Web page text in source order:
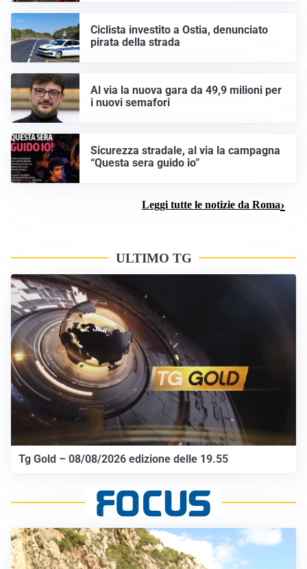
Ciclista investito a Ostia, denunciato
pirata della strada
Al via la nuova gara da 49,9 milioni per
i nuovi semafori
Sicurezza stradale, al via la campagna
“Questa sera guido io”
Leggi tutte le notizie da Roma
ULTIMO TG
Tg Gold – 08/08/2026 edizione delle 19.55